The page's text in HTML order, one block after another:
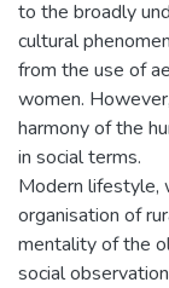
to the broadly
cultural
from the use of
women.
harmony of the
in social terms.
Modern lifestyle,
organisation of
mentality of the
social